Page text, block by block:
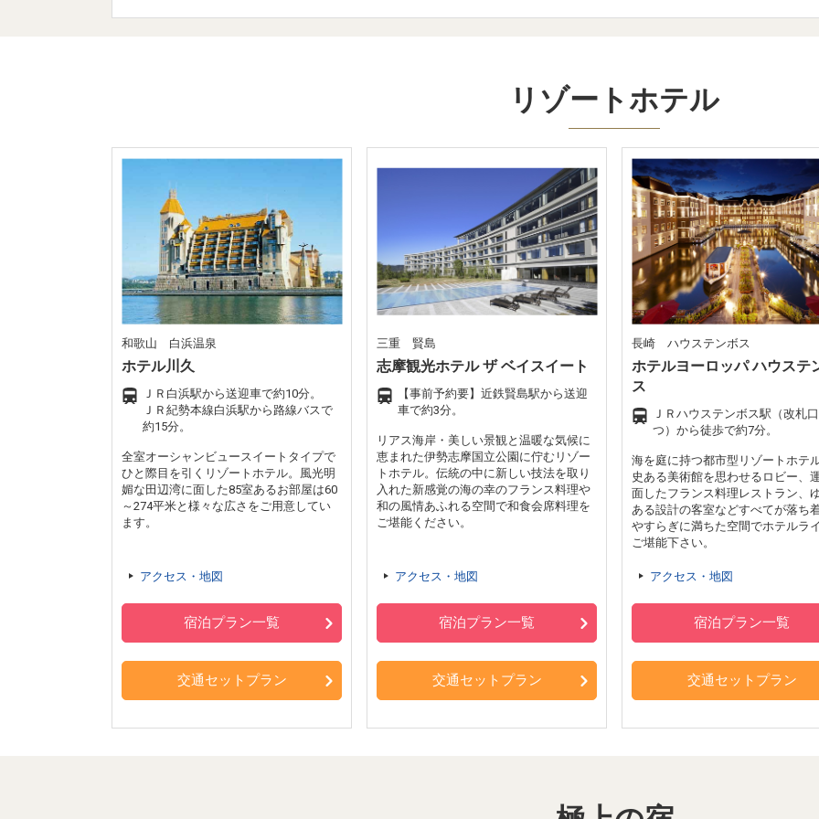
リゾートホテル
和歌山 白浜温泉
ホテル川久
ＪＲ白浜駅から送迎車で約10分。
ＪＲ紀勢本線白浜駅から路線バスで
約15分。
全室オーシャンビュースイートタイプで
ひと際目を引くリゾートホテル。風光明
媚な田辺湾に面した85室あるお部屋は60
～274平米と様々な広さをご用意してい
ます。
アクセス・地図
宿泊プラン一覧
交通セットプラン
三重 賢島
志摩観光ホテル ザ ベイスイート
【事前予約要】近鉄賢島駅から送迎
車で約3分。
リアス海岸・美しい景観と温暖な気候に
恵まれた伊勢志摩国立公園に佇むリゾー
トホテル。伝統の中に新しい技法を取り
入れた新感覚の海の幸のフランス料理や
和の風情あふれる空間で和食会席料理を
ご堪能ください。
アクセス・地図
宿泊プラン一覧
交通セットプラン
長崎 ハウステンボス
ホテルヨーロッパ ハウステ
ス
ＪＲハウステンボス駅（改札
つ）から徒歩で約7分。
海を庭に持つ都市型リゾートホテ
史ある美術館を思わせるロビー、
面したフランス料理レストラン、
ある設計の客室などすべてが落ち
やすらぎに満ちた空間でホテルラ
ご堪能下さい。
アクセス・地図
宿泊プラン一覧
交通セットプラン